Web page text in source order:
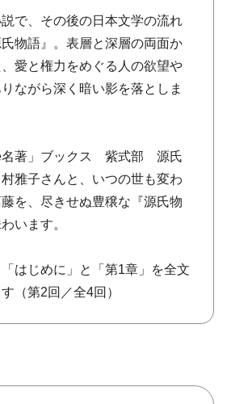
で、その後の日本文学の流れ
物語』。表層と深層の両面か
愛と権力をめぐる人の欲望や
ながら深く暗い影を落としま
名著」ブックス 紫式部 源氏
雅子さんと、いつの世も変わ
を、尽きせぬ豊穣な『源氏物
います。
はじめに」と「第1章」を全文
（第2回／全4回）